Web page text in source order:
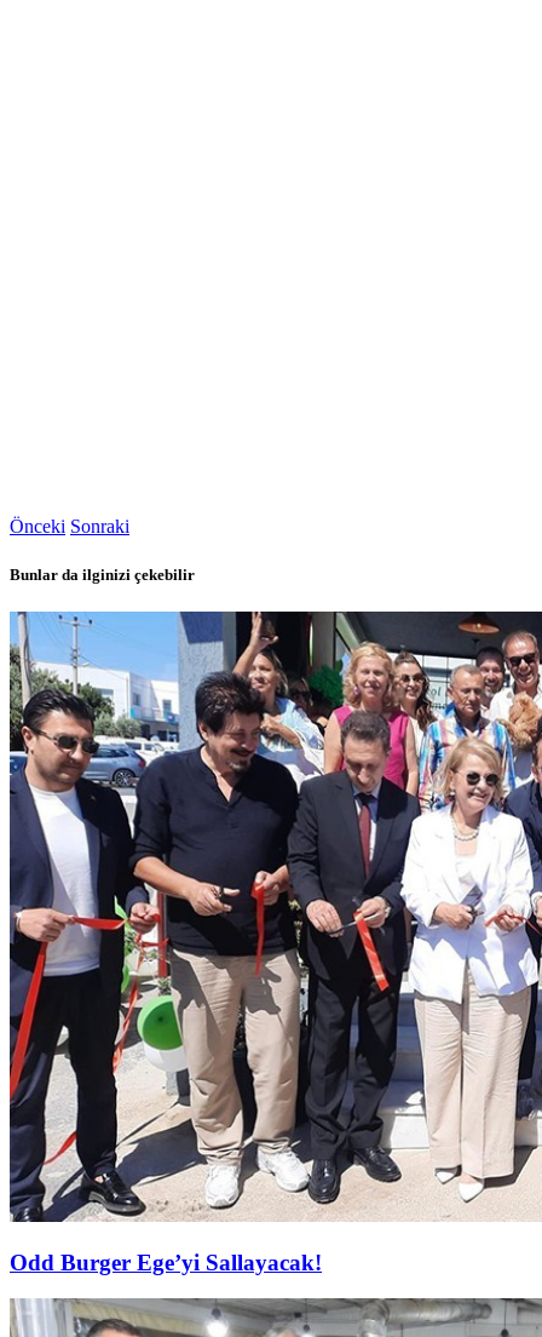
Önceki Sonraki
Bunlar da ilginizi çekebilir
Odd Burger Ege’yi Sallayacak!